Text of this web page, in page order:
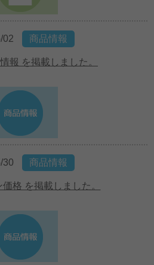
02 商品情報
報 を掲載しました。
30 商品情報
格 を掲載しました。